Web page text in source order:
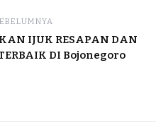
IJUK RESAPAN DAN
DI Bojonegoro